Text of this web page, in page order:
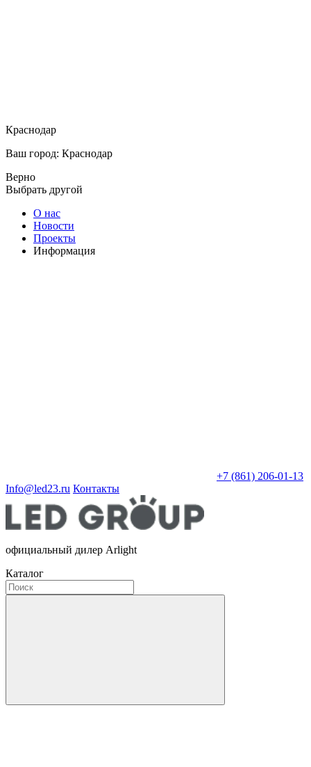
Краснодар
Ваш город: Краснодар
Верно
Выбрать другой
О нас
Новости
Проекты
Информация
+7 (861) 206-01-13
Info@led23.ru Контакты
официальный дилер Arlight
Каталог